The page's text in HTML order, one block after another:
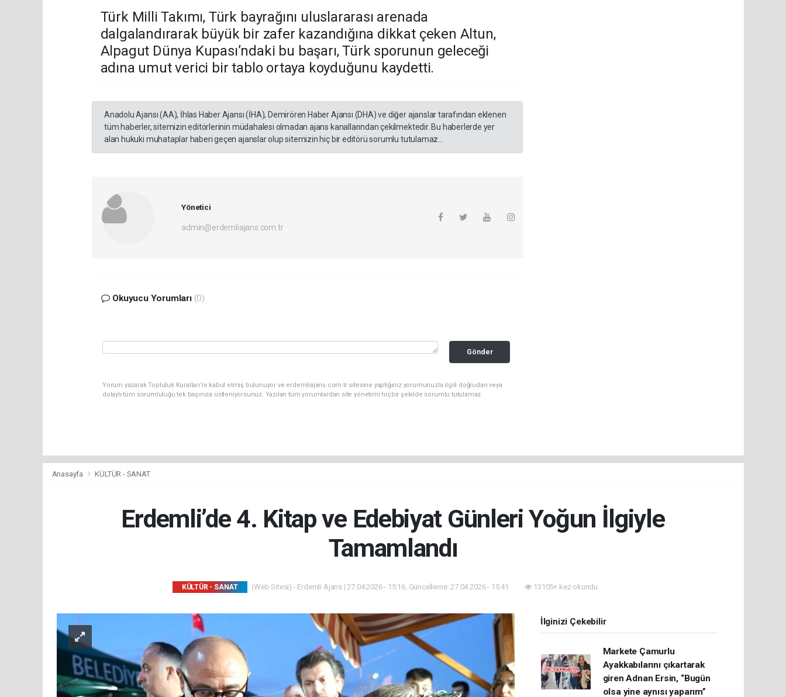
Türk Milli Takımı, Türk bayrağını uluslararası arenada
dalgalandırarak büyük bir zafer kazandığına dikkat çeken Altun,
Alpagut Dünya Kupası’ndaki bu başarı, Türk sporunun geleceği
adına umut verici bir tablo ortaya koyduğunu kaydetti.
Anadolu Ajansı (AA), İhlas Haber Ajansı (İHA), Demirören Haber Ajansı (DHA) ve diğer ajanslar tarafından eklenen
tüm haberler, sitemizin editörlerinin müdahalesi olmadan ajans kanallarından çekilmektedir. Bu haberlerde yer
alan hukuki muhataplar haberi geçen ajanslar olup sitemizin hiç bir editörü sorumlu tutulamaz...
Yönetici
admin@erdemliajans.com.tr
Okuyucu Yorumları (0)
Gönder
Yorum yazarak Topluluk Kuralları’nı kabul etmiş bulunuyor ve erdemliajans.com.tr sitesine yaptığınız yorumunuzla ilgili doğrudan veya
dolaylı tüm sorumluluğu tek başınıza üstleniyorsunuz. Yazılan tüm yorumlardan site yönetimi hiçbir şekilde sorumlu tutulamaz.
Anasayfa KÜLTÜR - SANAT
Erdemli’de 4. Kitap ve Edebiyat Günleri Yoğun İlgiyle
Tamamlandı
KÜLTÜR - SANAT (Web Sitesi) - Erdemli Ajans | 27.04.2026 - 15:16, Güncelleme: 27.04.2026 - 15:41 13105+ kez okundu.
İlginizi Çekebilir
Markete Çamurlu
Ayakkabılarını çıkartarak
giren Adnan Ersin, “Bugün
olsa yine aynısı yaparım”